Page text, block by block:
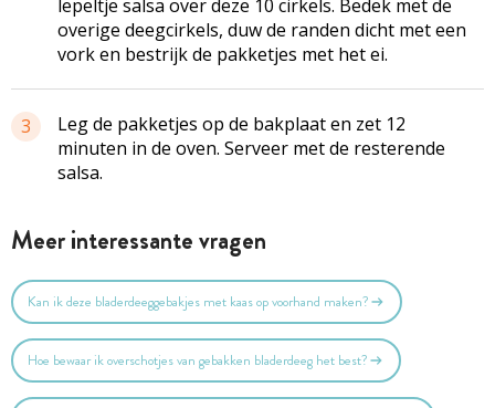
lepeltje salsa over deze 10 cirkels. Bedek met de
overige deegcirkels, duw de randen dicht met een
vork en bestrijk de pakketjes met het ei.
3
Leg de pakketjes op de bakplaat en zet 12
minuten in de oven. Serveer met de resterende
salsa.
Meer interessante vragen
Kan ik deze bladerdeeggebakjes met kaas op voorhand maken?
Hoe bewaar ik overschotjes van gebakken bladerdeeg het best?